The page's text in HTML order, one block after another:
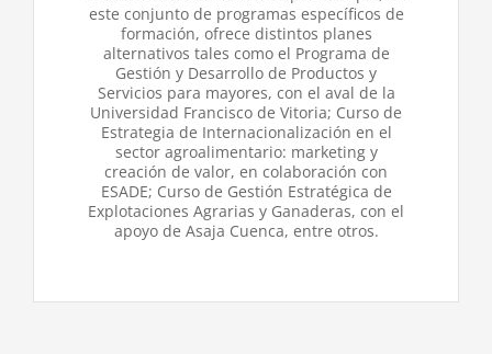
este conjunto de programas específicos de
formación, ofrece distintos planes
alternativos tales como el Programa de
Gestión y Desarrollo de Productos y
Servicios para mayores, con el aval de la
Universidad Francisco de Vitoria; Curso de
Estrategia de Internacionalización en el
sector agroalimentario: marketing y
creación de valor, en colaboración con
ESADE; Curso de Gestión Estratégica de
Explotaciones Agrarias y Ganaderas, con el
apoyo de Asaja Cuenca, entre otros.